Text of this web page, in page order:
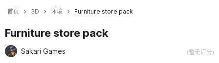
首页 3D 环境 Furniture store pack
Furniture store pack
Sakari Games (暂无评分)